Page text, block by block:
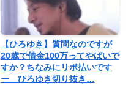
【ひろゆき】質問なのですが
20歳で借金100万ってやばいで
すか？ちなみにリボ払いです
ー ひろゆき切り抜き…